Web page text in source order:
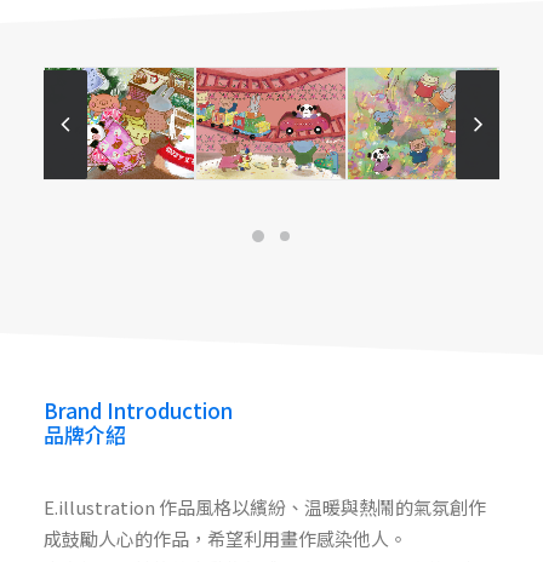
E.illustration
E.illustration
Brand Introduction
品牌介紹
E.illustration 作品風格以繽紛、温暖與熱鬧的氣氛創作
成鼓勵人心的作品，希望利用畫作感染他人。